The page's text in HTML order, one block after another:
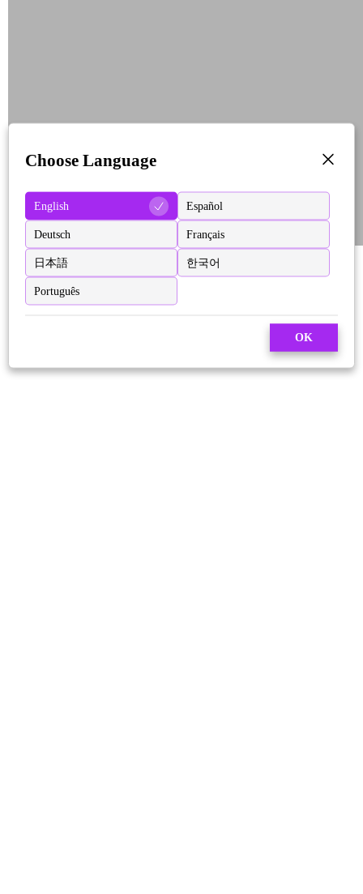
Choose Language
English Español
Deutsch Français
日本語 한국어
Português
OK